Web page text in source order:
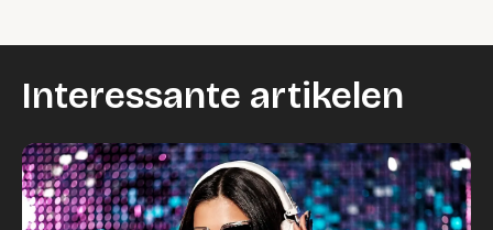
Interessante artikelen